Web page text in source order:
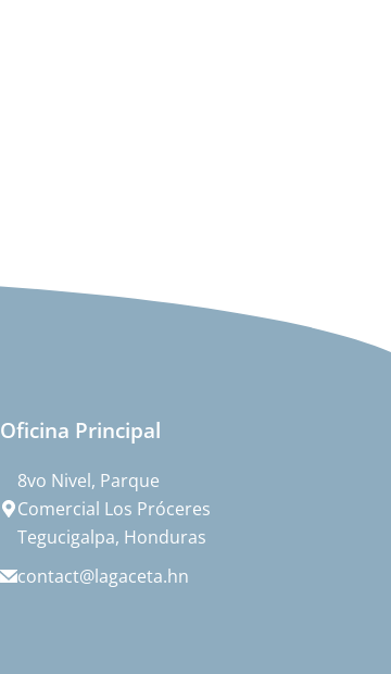
Oficina Principal
8vo Nivel, Parque
Comercial Los Próceres
Tegucigalpa, Honduras
contact@lagaceta.hn